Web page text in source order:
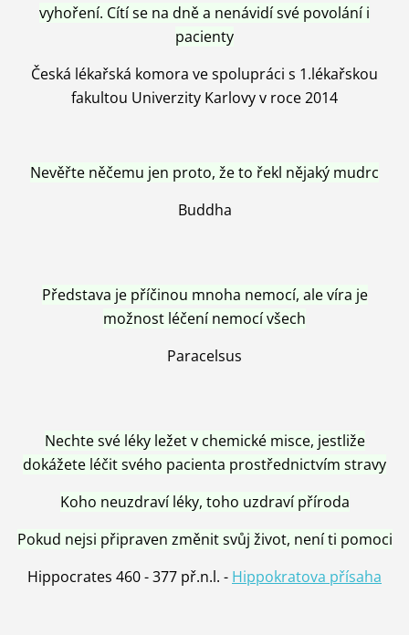
vyhoření. Cítí se na dně a nenávidí své povolání i
pacienty
Česká lékařská komora ve spolupráci s 1.lékařskou
fakultou Univerzity Karlovy v roce 2014
Nevěřte něčemu jen proto, že to řekl nějaký mudrc
Buddha
Představa je příčinou mnoha nemocí, ale víra je
možnost léčení nemocí všech
Paracelsus
Nechte své léky ležet v chemické misce, jestliže
dokážete léčit svého pacienta prostřednictvím stravy
Koho neuzdraví léky, toho uzdraví příroda
Pokud nejsi připraven změnit svůj život, není ti pomoci
Hippocrates 460 - 377 př.n.l. - Hippokratova přísaha